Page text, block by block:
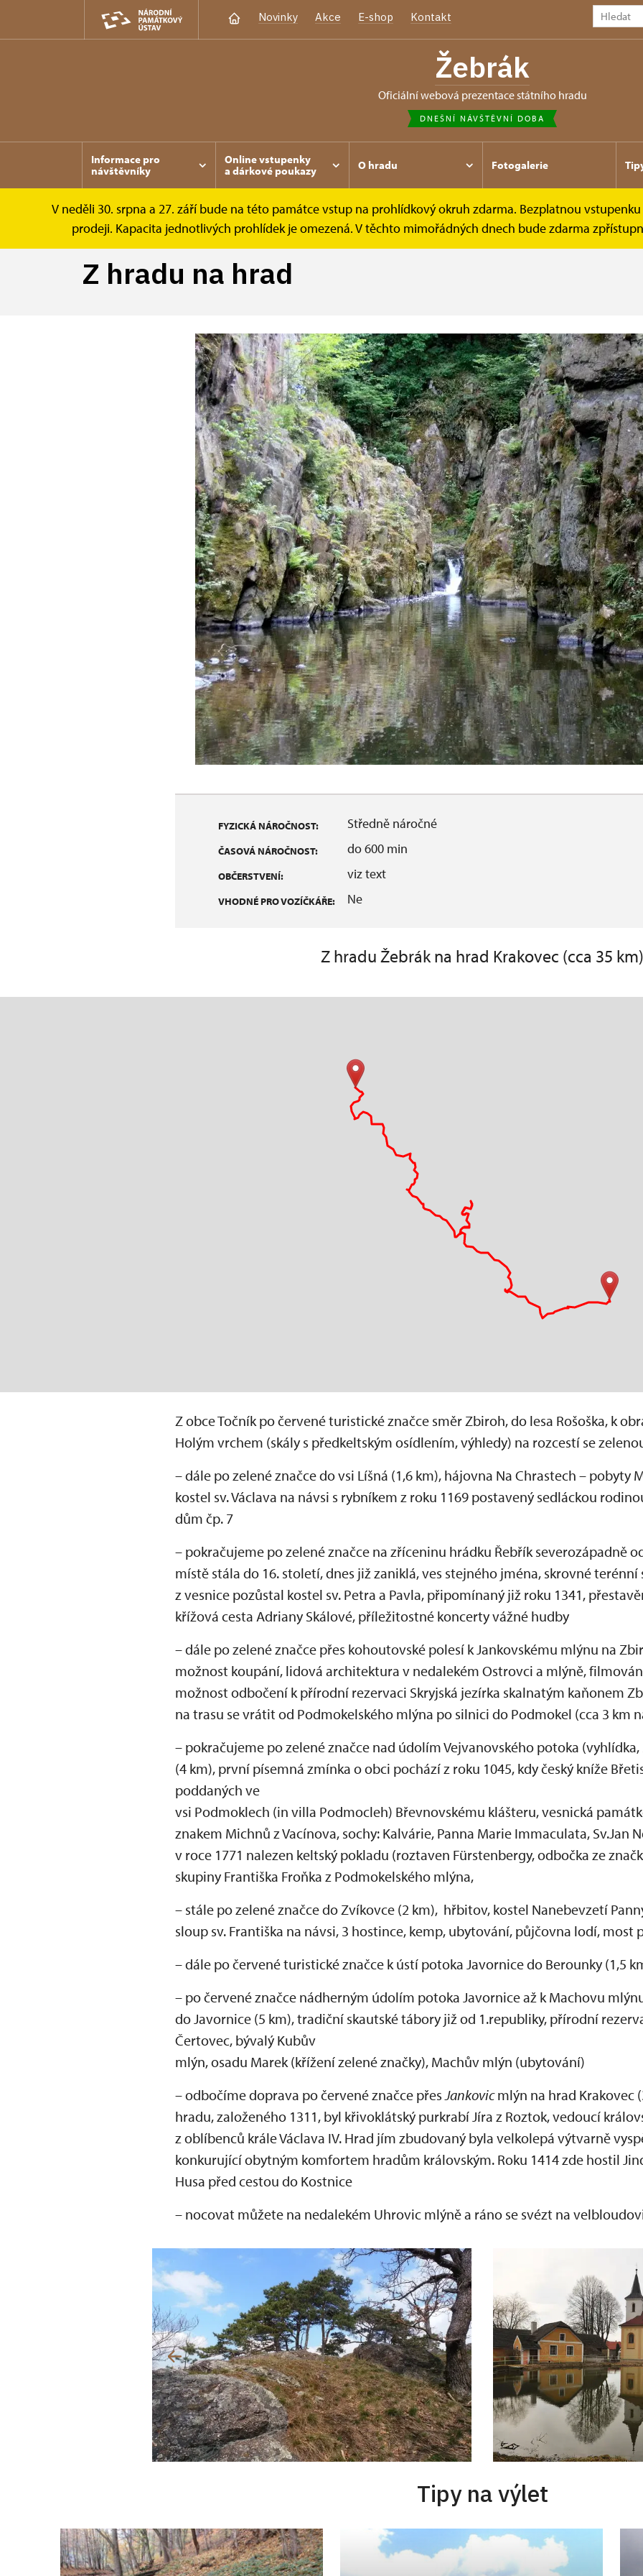
Novinky Akce E-shop Kontakt
Žebrák
oficiální webová prezentace státního hradu
DNEŠNÍ NÁVŠTĚVNÍ DOBA
Informace pro
návštěvníky
Online vstupenky
a dárkové poukazy
O hradu Fotogalerie
V neděli 30. srpna a 27. září bude na této památce vstup na prohlídkový okruh zdarma. Bezplatnou
prodeji. Kapacita jednotlivých prohlídek je omezená. V těchto mimořádných dnech bude zdarma
Žebrák Tipy na výlet Z hradu na hrad
Z hradu na hrad
FYZICKÁ NÁROČNOST: Středně náročné
ČASOVÁ NÁROČNOST: do 600 min
OBČERSTVENÍ: viz text
VHODNÉ PRO VOZÍČKÁŘE: Ne
Z hradu Žebrák na hrad Krakovec (cca 35 km)
Z obce Točník po červené turistické značce směr Zbiroh, do lesa Rošoška, k
Holým vrchem (skály s předkeltským osídlením, výhledy) na rozcestí se
– dále po zelené značce do vsi Líšná (1,6 km), hájovna Na Chrastech – pobyty
kostel sv. Václava na návsi s rybníkem z roku 1169 postavený sedláckou
dům čp. 7
– pokračujeme po zelené značce na zříceninu hrádku Řebřík severozápadně
místě stála do 16. století, dnes již zaniklá, ves stejného jména, skrovné
z vesnice pozůstal kostel sv. Petra a Pavla, připomínaný již roku 1341,
křížová cesta Adriany Skálové, příležitostné koncerty vážné hudby
– dále po zelené značce přes kohoutovské polesí k Jankovskému mlýnu na
možnost koupání, lidová architektura v nedalekém Ostrovci a mlýně, filmování
možnost odbočení k přírodní rezervaci Skryjská jezírka skalnatým kaňonem
na trasu se vrátit od Podmokelského mlýna po silnici do Podmokel (cca 3 km
– pokračujeme po zelené značce nad údolím Vejvanovského potoka
(4 km), první písemná zmínka o obci pochází z roku 1045, kdy český kníže
poddaných ve
vsi Podmoklech (in villa Podmocleh) Břevnovskému klášteru, vesnická
znakem Michnů z Vacínova, sochy: Kalvárie, Panna Marie Immaculata, Sv.Jan
v roce 1771 nalezen keltský pokladu (roztaven Fürstenbergy, odbočka ze
skupiny Františka Froňka z Podmokelského mlýna,
– stále po zelené značce do Zvíkovce (2 km), hřbitov, kostel Nanebevzetí
sloup sv. Františka na návsi, 3 hostince, kemp, ubytování, půjčovna lodí, most
– dále po červené turistické značce k ústí potoka Javornice do Berounky (1,5
– po červené značce nádherným údolím potoka Javornice až k Machovu
do Javornice (5 km), tradiční skautské tábory již od 1.republiky, přírodní
Čertovec, bývalý Kubův
mlýn, osadu Marek (křížení zelené značky), Machův mlýn (ubytování)
– odbočíme doprava po červené značce přesJankovicmlýn na hrad Krakovec
hradu, založeného 1311, byl křivoklátský purkrabí Jíra z Roztok, vedoucí
z oblíbenců krále Václava IV. Hrad jím zbudovaný byla velkolepá výtvarně
konkurující obytným komfortem hradům královským. Roku 1414 zde hostil
Husa před cestou do Kostnice
– nocovat můžete na nedalekém Uhrovic mlýně a ráno se svézt na
Tipy na výlet